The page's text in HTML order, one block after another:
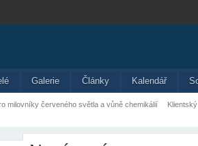
Galerie Články Kalendář
milovníky červeného světla a vůně chemikálií